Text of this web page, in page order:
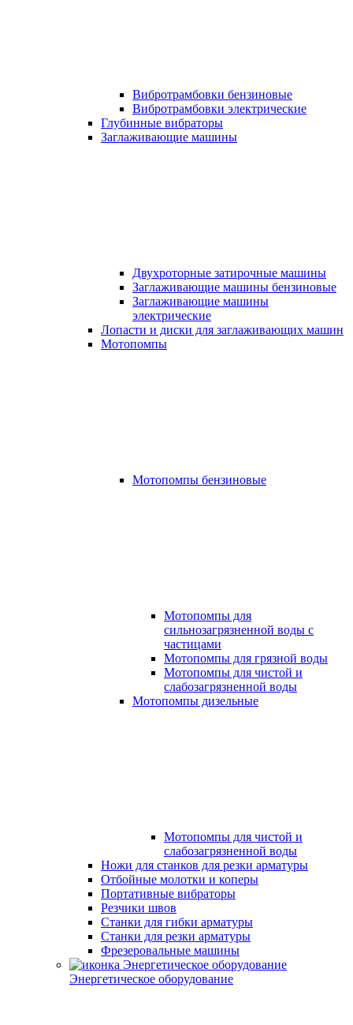
Вибротрамбовки бензиновые
Вибротрамбовки электрические
Глубинные вибраторы
Заглаживающие машины
Двухроторные затирочные машины
Заглаживающие машины бензиновые
Заглаживающие машины
электрические
Лопасти и диски для заглаживающих машин
Мотопомпы
Мотопомпы бензиновые
Мотопомпы для
сильнозагрязненной воды с
частицами
Мотопомпы для грязной воды
Мотопомпы для чистой и
слабозагрязненной воды
Мотопомпы дизельные
Мотопомпы для чистой и
слабозагрязненной воды
Ножи для станков для резки арматуры
Отбойные молотки и коперы
Портативные вибраторы
Резчики швов
Станки для гибки арматуры
Станки для резки арматуры
Фрезеровальные машины
Энергетическое оборудование